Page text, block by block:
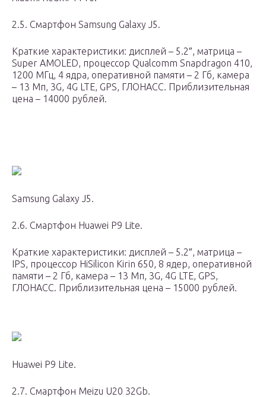
2.5. Смартфон Samsung Galaxy J5.
Краткие характеристики: дисплей – 5.2″, матрица –
Super AMOLED, процессор Qualcomm Snapdragon 410,
1200 МГц, 4 ядра, оперативной памяти – 2 Гб, камера
– 13 Мп, 3G, 4G LTE, GPS, ГЛОНАСС. Приблизительная
цена – 14000 рублей.
Samsung Galaxy J5.
2.6. Смартфон Huawei P9 Lite.
Краткие характеристики: дисплей – 5.2″, матрица –
IPS, процессор HiSilicon Kirin 650, 8 ядер, оперативной
памяти – 2 Гб, камера – 13 Мп, 3G, 4G LTE, GPS,
ГЛОНАСС. Приблизительная цена – 15000 рублей.
Huawei P9 Lite.
2.7. Смартфон Meizu U20 32Gb.